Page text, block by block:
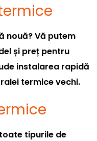
nouă? Vă putem
și preț pentru
instalarea rapidă
termice vechi.
tipurile de